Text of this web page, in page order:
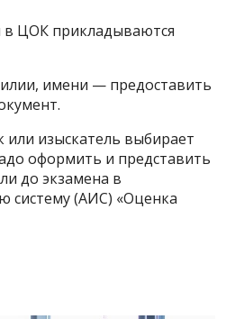
в ЦОК прикладываются
имени — предоставить
изыскатель выбирает
оформить и представить
до экзамена в
систему (АИС) «Оценка